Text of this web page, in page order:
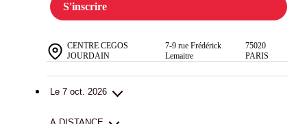
S'inscrire
CENTRE CEGOS
JOURDAIN
7-9 rue Frédérick
Lemaitre
75020
PARIS
Le 7 oct. 2026